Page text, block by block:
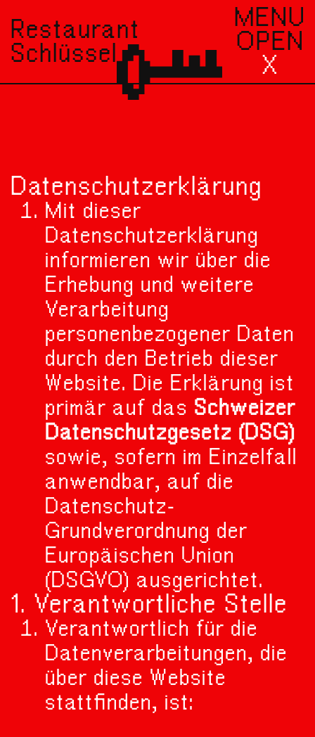
Restaurant
Schlüssel
MENU
OPEN
X
Datenschutzerklärung
Mit dieser
Datenschutzerklärung
informieren wir über die
Erhebung und weitere
Verarbeitung
personenbezogener Daten
durch den Betrieb dieser
Website. Die Erklärung ist
primär auf das Schweizer
Datenschutzgesetz (DSG)
sowie, sofern im Einzelfall
anwendbar, auf die
Datenschutz-
Grundverordnung der
Europäischen Union
(DSGVO) ausgerichtet.
1. Verantwortliche Stelle
Verantwortlich für die
Datenverarbeitungen, die
über diese Website
stattfinden, ist: